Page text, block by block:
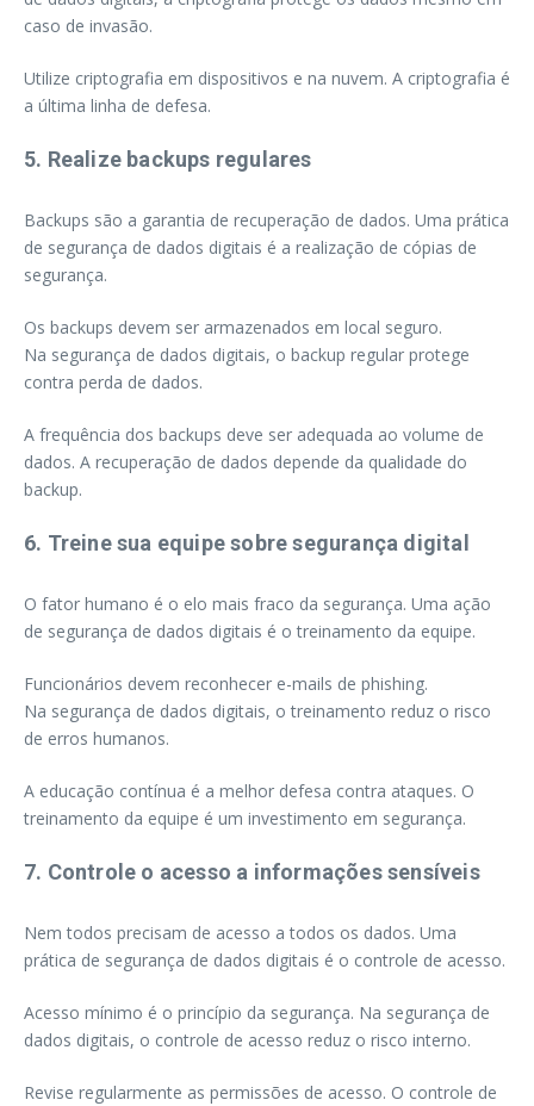
caso de invasão.
Utilize criptografia em dispositivos e na nuvem. A criptografia é
a última linha de defesa.
5. Realize backups regulares
Backups são a garantia de recuperação de dados. Uma prática
de segurança de dados digitais é a realização de cópias de
segurança.
Os backups devem ser armazenados em local seguro.
Na segurança de dados digitais, o backup regular protege
contra perda de dados.
A frequência dos backups deve ser adequada ao volume de
dados. A recuperação de dados depende da qualidade do
backup.
6. Treine sua equipe sobre segurança digital
O fator humano é o elo mais fraco da segurança. Uma ação
de segurança de dados digitais é o treinamento da equipe.
Funcionários devem reconhecer e-mails de phishing.
Na segurança de dados digitais, o treinamento reduz o risco
de erros humanos.
A educação contínua é a melhor defesa contra ataques. O
treinamento da equipe é um investimento em segurança.
7. Controle o acesso a informações sensíveis
Nem todos precisam de acesso a todos os dados. Uma
prática de segurança de dados digitais é o controle de acesso.
Acesso mínimo é o princípio da segurança. Na segurança de
dados digitais, o controle de acesso reduz o risco interno.
Revise regularmente as permissões de acesso. O controle de